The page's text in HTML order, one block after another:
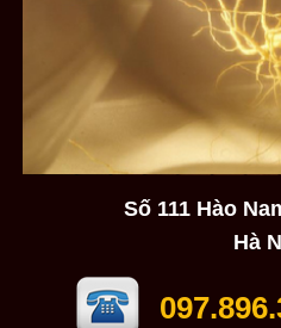
Số 111 Hào
Hà